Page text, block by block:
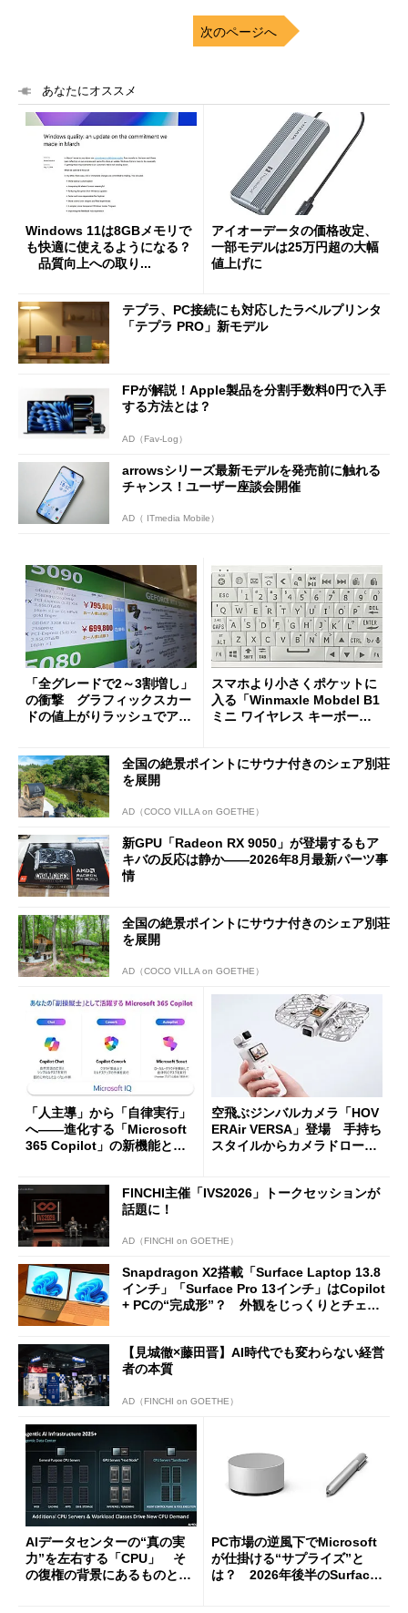
次のページへ
あなたにオススメ
Windows 11は8GBメモリで
も快適に使えるようになる？
品質向上への取り...
アイオーデータの価格改定、
一部モデルは25万円超の大幅
値上げに
テプラ、PC接続にも対応したラベルプリンタ
「テプラ PRO」新モデル
FPが解説！Apple製品を分割手数料0円で入手
する方法とは？
AD（Fav-Log）
arrowsシリーズ最新モデルを発売前に触れる
チャンス！ユーザー座談会開催
AD（ ITmedia Mobile）
「全グレードで2～3割増し」
の衝撃 グラフィックスカー
ドの値上がりラッシュでアキ
スマホより小さくポケットに
入る「Winmaxle Mobdel B1
ミニ ワイヤレス キーボー
全国の絶景ポイントにサウナ付きのシェア別荘
を展開
AD（COCO VILLA on GOETHE）
新GPU「Radeon RX 9050」が登場するもア
キバの反応は静か――2026年8月最新パーツ事
情
全国の絶景ポイントにサウナ付きのシェア別荘
を展開
AD（COCO VILLA on GOETHE）
「人主導」から「自律実行」
へ――進化する「Microsoft
365 Copilot」の新機能とエ
空飛ぶジンバルカメラ「HOV
ERAir VERSA」登場 手持ち
スタイルからカメラドローン
FINCHI主催「IVS2026」トークセッションが
話題に！
AD（FINCHI on GOETHE）
Snapdragon X2搭載「Surface Laptop 13.8
インチ」「Surface Pro 13インチ」はCopilot
+ PCの“完成形”？ 外観をじっくりとチェッ
【見城徹×藤田晋】AI時代でも変わらない経営
者の本質
AD（FINCHI on GOETHE）
AIデータセンターの“真の実
力”を左右する「CPU」 そ
の復権の背景にあるものと
PC市場の逆風下でMicrosoft
が仕掛ける“サプライズ”と
は？ 2026年後半のSurface